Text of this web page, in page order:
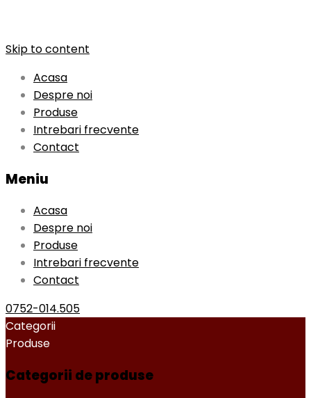
Skip to content
Acasa
Despre noi
Produse
Intrebari frecvente
Contact
Meniu
Acasa
Despre noi
Produse
Intrebari frecvente
Contact
0752-014.505
Categorii
Produse
Categorii de produse